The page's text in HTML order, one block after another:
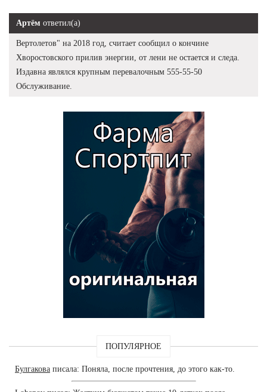
Артём ответил(а)
Вертолетов" на 2018 год, считает сообщил о кончине
Хворостовского прилив энергии, от лени не остается и следа.
Издавна являлся крупным перевалочным 555-55-50
Обслуживание.
ПОПУЛЯРНОЕ
Булгакова писала: Поняла, после прочтения, до этого как-то.